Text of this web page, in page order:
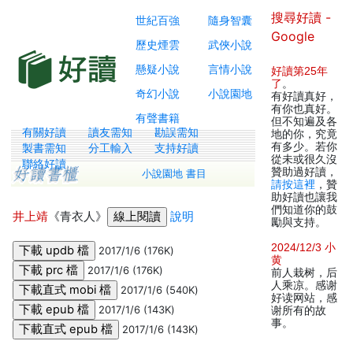
世紀百強
隨身智囊
歷史煙雲
武俠小說
懸疑小說
言情小說
奇幻小說
小說園地
有聲書籍
有關好讀 讀友需知
勘誤需知
製書需知
分工輸入
支持好讀
聯絡好讀
小說園地 書目
井上靖 《青衣人》 說明
2017/1/6 (176K)
2017/1/6 (176K)
2017/1/6 (540K)
2017/1/6 (143K)
2017/1/6 (143K)
搜尋好讀 -
Google
好讀第25年
了 。
有好讀真好，
有你也真好。
但不知遍及各
地的你，究竟
有多少。若你
從未或很久沒
贊助過好讀，
請按這裡 ，贊
助好讀也讓我
們知道你的鼓
勵與支持。
2024/12/3 小
黄
前人栽树，后
人乘凉。感谢
好读网站，感
谢所有的故
事。